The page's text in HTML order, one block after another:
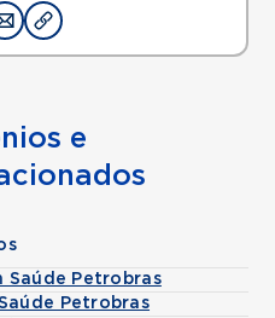
e
Saúde Petrobras
Petrobras